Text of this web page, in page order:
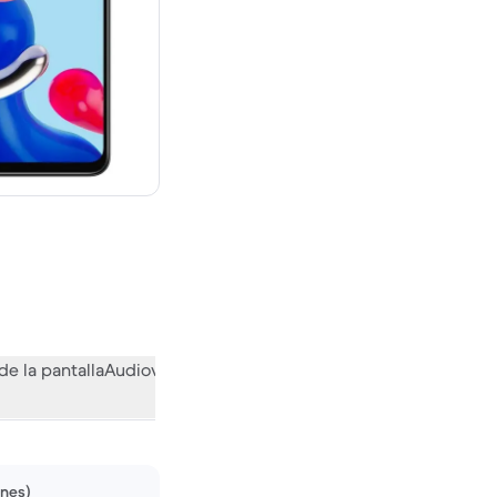
vale 249,99 €
la pantallaAudiovisual